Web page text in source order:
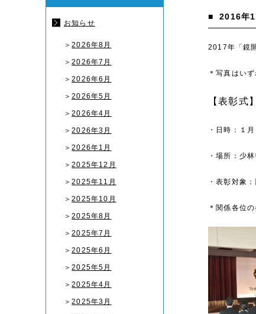
お知らせ
＞2026年8月
＞2026年7月
＞2026年6月
＞2026年5月
＞2026年4月
＞2026年3月
＞2026年1月
＞2025年12月
＞2025年11月
＞2025年10月
＞2025年8月
＞2025年7月
＞2025年6月
＞2025年5月
＞2025年4月
＞2025年3月
■ 2016年
2017年「鏡
＊写真はい
【表彰式】
・日時：１
・場所：少
・表彰対象
＊関係各位